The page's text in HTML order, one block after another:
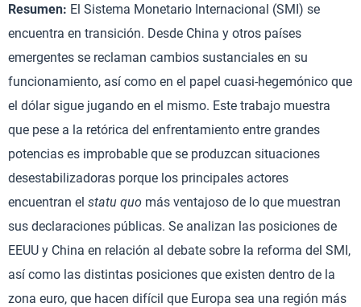
Resumen: El Sistema Monetario Internacional (SMI) se
encuentra en transición. Desde China y otros países
emergentes se reclaman cambios sustanciales en su
funcionamiento, así como en el papel cuasi-hegemónico que
el dólar sigue jugando en el mismo. Este trabajo muestra
que pese a la retórica del enfrentamiento entre grandes
potencias es improbable que se produzcan situaciones
desestabilizadoras porque los principales actores
encuentran el statu quo más ventajoso de lo que muestran
sus declaraciones públicas. Se analizan las posiciones de
EEUU y China en relación al debate sobre la reforma del SMI,
así como las distintas posiciones que existen dentro de la
zona euro, que hacen difícil que Europa sea una región más